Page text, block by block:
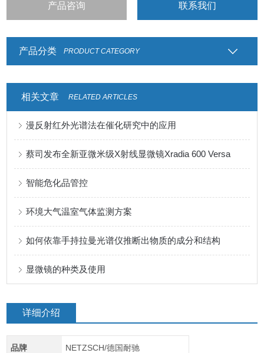
产品咨询 联系我们
产品分类 PRODUCT CATEGORY
相关文章 RELATED ARTICLES
漫反射红外光谱法在催化研究中的应用
蔡司发布全新亚微米级X射线显微镜Xradia 600 Versa
智能危化品管控
环境大气温室气体监测方案
如何依靠手持拉曼光谱仪推断出物质的成分和结构
显微镜的种类及使用
详细介绍
品牌 NETZSCH/德国耐驰